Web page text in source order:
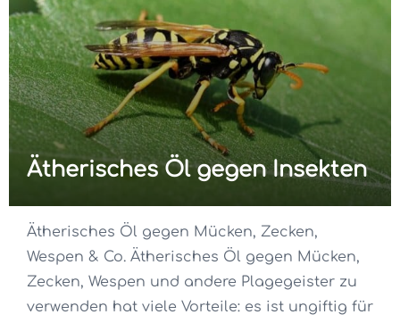
Ätherisches Öl gegen Insekten
Ätherisches Öl gegen Mücken, Zecken,
Wespen & Co. Ätherisches Öl gegen Mücken,
Zecken, Wespen und andere Plagegeister zu
verwenden hat viele Vorteile: es ist ungiftig für